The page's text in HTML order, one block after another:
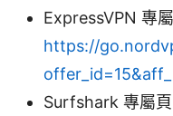
ExpressVPN 專
https://
Surfshark 專屬頁